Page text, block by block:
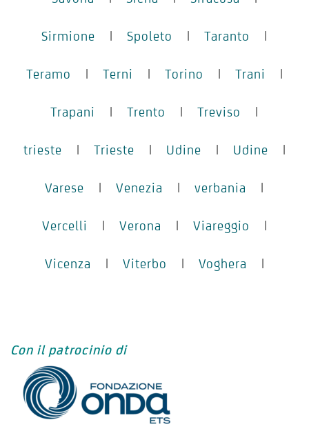
Sirmione | Spoleto | Taranto |
Teramo | Terni | Torino | Trani |
Trapani | Trento | Treviso |
trieste | Trieste | Udine | Udine |
Varese | Venezia | verbania |
Vercelli | Verona | Viareggio |
Vicenza | Viterbo | Voghera |
Con il patrocinio di